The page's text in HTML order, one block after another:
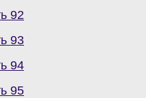
92
93
94
95